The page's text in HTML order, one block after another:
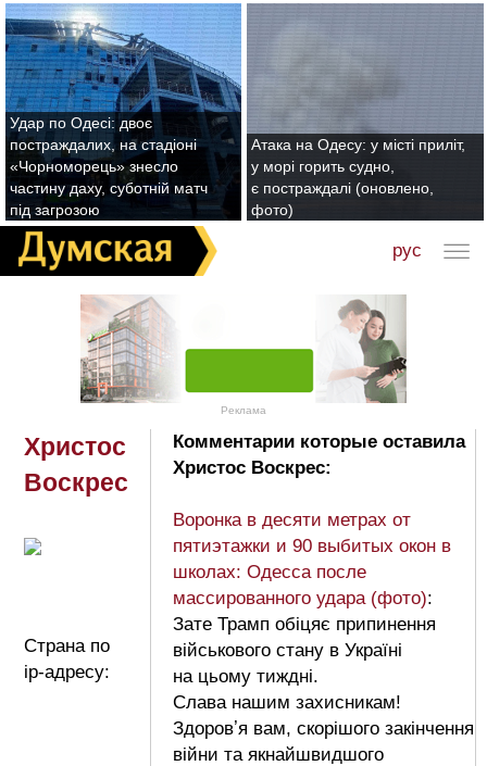
Удар по Одесі: двоє
постраждалих, на стадіоні
«Чорноморець» знесло
частину даху, суботній матч
під загрозою
Атака на Одесу: у місті приліт,
у морі горить судно,
є постраждалі (оновлено,
фото)
рус
Реклама
Христос
Воскрес
Страна по
ip-адресу:
Комментарии которые оставила
Христос Воскрес:
Воронка в десяти метрах от
пятиэтажки и 90 выбитых окон в
школах: Одесса после
массированного удара (фото):
Зате Трамп обіцяє припинення
військового стану в Україні
на цьому тиждні.
Слава нашим захисникам!
Здоровʼя вам, скорішого закінчення
війни та якнайшвидшого